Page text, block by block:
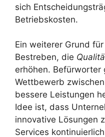
sich
Betriebskosten.
Ein weiterer Grund
Bestreben, die
erhöhen. Befürworter
Wettbewerb
bessere Leistungen
Idee ist, dass
innovative Lösungen
Services